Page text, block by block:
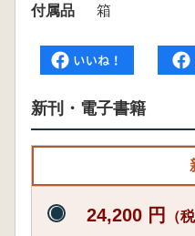
付属品
箱
新刊・電子書籍
24,200 円 （